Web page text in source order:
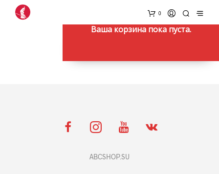
0
Ваша корзина пока пуста.
ABCSHOP.SU